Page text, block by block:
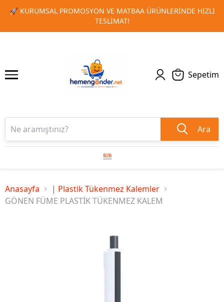
HIZLI
🎁 TOPLU SIPARIŞLERINIZDE ÖZEL
1 2
Sepetim
Ara
Anasayfa
| Plastik Tükenmez Kalemler
GÖNEN FÜME PLASTİK TÜKENMEZ KALEM